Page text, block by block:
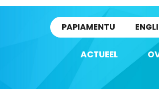
PAPIAMENTU
ACTUEEL